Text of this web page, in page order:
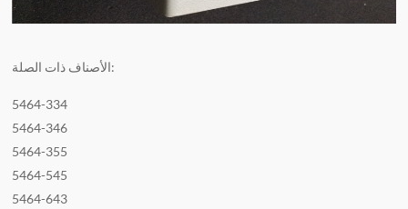
الأصناف ذات الصلة:
5464-334
5464-346
5464-355
5464-545
5464-643